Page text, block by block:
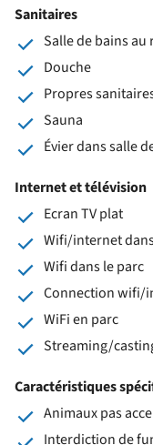
Sanitaires
Salle de bains au
Douche
Propres
Sauna
Évier dans salle
Internet et télévision
Ecran TV plat
Wifi/internet
Wifi dans le parc
Connection wifi/
WiFi en parc
Streaming/
Caractéristiques
Animaux pas
Interdiction de